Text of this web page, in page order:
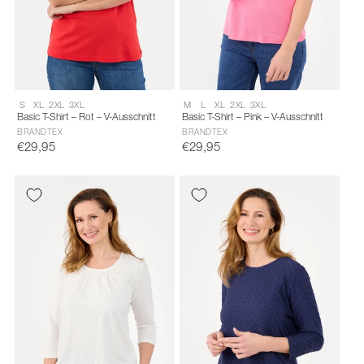
Basic T-Shirt – Rot – V-Ausschnitt
BRANDTEX
€29,95
Size:
S
selected
S XL 2XL 3XL
Basic T-Shirt – Pink – V-Ausschnitt
BRANDTEX
€29,95
Size:
S
selected
M L XL 2XL 3XL